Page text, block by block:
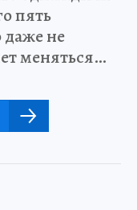
пять
даже не
меняться…